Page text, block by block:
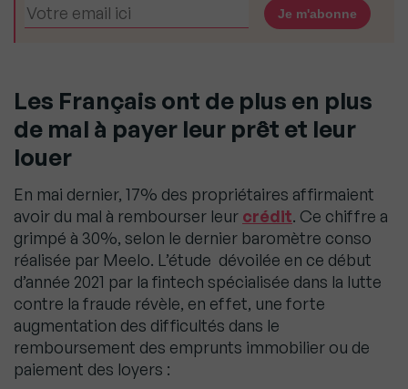
Les Français ont de plus en plus
de mal à payer leur prêt et leur
louer
En mai dernier, 17% des propriétaires affirmaient
avoir du mal à rembourser leur crédit. Ce chiffre a
grimpé à 30%, selon le dernier baromètre conso
réalisée par Meelo. L’étude dévoilée en ce début
d’année 2021 par la fintech spécialisée dans la lutte
contre la fraude révèle, en effet, une forte
augmentation des difficultés dans le
remboursement des emprunts immobilier ou de
paiement des loyers :